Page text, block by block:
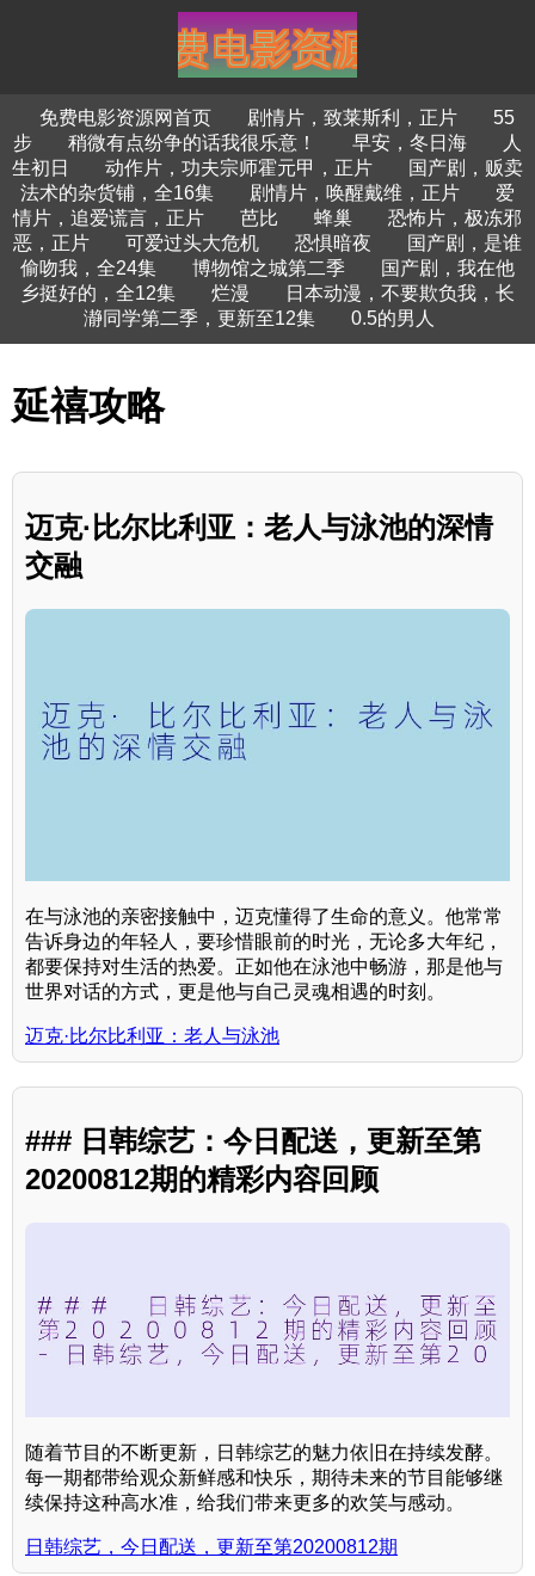
免费电影资源网首页 剧情片，致莱斯利，正片
55
步
稍微有点纷争的话我很乐意！ 早安，冬日海
人
生初日
动作片，功夫宗师霍元甲，正片
国产剧，贩卖
法术的杂货铺，全16集
剧情片，唤醒戴维，正片
爱
情片，追爱谎言，正片
芭比 蜂巢
恐怖片，极冻邪
恶，正片
可爱过头大危机 恐惧暗夜
国产剧，是谁
偷吻我，全24集
博物馆之城第二季
国产剧，我在他
乡挺好的，全12集
烂漫
日本动漫，不要欺负我，长
瀞同学第二季，更新至12集
0.5的男人
延禧攻略
迈克·比尔比利亚：老人与泳池的深情
交融
在与泳池的亲密接触中，迈克懂得了生命的意义。他常常
告诉身边的年轻人，要珍惜眼前的时光，无论多大年纪，
都要保持对生活的热爱。正如他在泳池中畅游，那是他与
世界对话的方式，更是他与自己灵魂相遇的时刻。
迈克·比尔比利亚：老人与泳池
### 日韩综艺：今日配送，更新至第
20200812期的精彩内容回顾
随着节目的不断更新，日韩综艺的魅力依旧在持续发酵。
每一期都带给观众新鲜感和快乐，期待未来的节目能够继
续保持这种高水准，给我们带来更多的欢笑与感动。
日韩综艺，今日配送，更新至第20200812期